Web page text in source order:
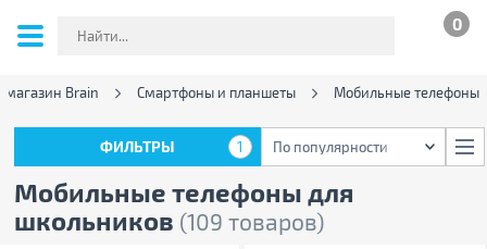
0
магазин Brain Смартфоны и планшеты Мобильные телефоны
Мобильные телефоны для
школьников (109 товаров)
ФИЛЬТРЫ 1 По популярности
ФИЛЬТРЫ 1 По популярности